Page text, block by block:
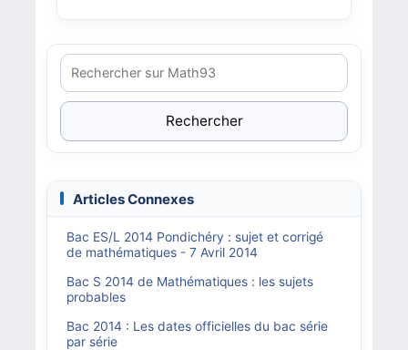
Rechercher
Articles Connexes
Bac ES/L 2014 Pondichéry : sujet et corrigé
de mathématiques - 7 Avril 2014
Bac S 2014 de Mathématiques : les sujets
probables
Bac 2014 : Les dates officielles du bac série
par série